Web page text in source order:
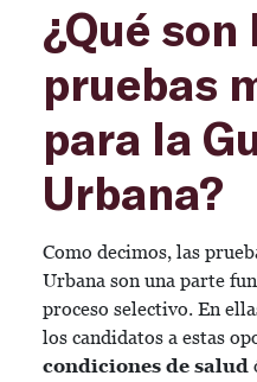
¿Qué son
pruebas
para la
Urbana?
Como decimos, las
Urbana son una parte
proceso selectivo. En
los candidatos a estas
condiciones de salud